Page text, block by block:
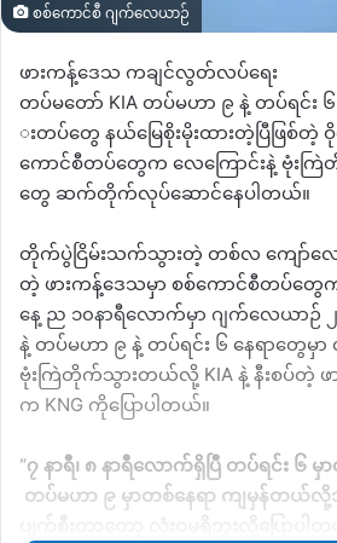
စစ်ကောင်စီ ဂျက်လေယာဉ်
ဖားကန့်ဒေသ ကချင်လွတ်လပ်ရေး
တပ်မတော် KIA တပ်မဟာ ၉ နဲ့ တပ်ရင်း ၆
းတပ်တွေ နယ်မြေစိုးမိုးထားတဲ့ပြီဖြစ်တဲ့
ကောင်စီတပ်တွေက လေကြောင်းနဲ့ ဗုံးက
တွေ ဆက်တိုက်လုပ်ဆောင်နေပါတယ်။
တိုက်ပွဲငြိမ်းသက်သွားတဲ့ တစ်လ ကျော်လ
တဲ့ ဖားကန့်ဒေသမှာ စစ်ကောင်စီတပ်တွေ
နေ့ ည ၁၀နာရီလောက်မှာ ဂျက်လေယာဉ် ၂
နဲ့ တပ်မဟာ ၉ နဲ့ တပ်ရင်း ၆ နေရာတွေမှာ
ဗုံးကြဲတိုက်သွားတယ်လို့ KIA နဲ့ နီးစပ်တဲ့
က KNG ကိုပြောပါတယ်။
“၇ နာရီ၊ ၈ နာရီလောက်ရှိပြီ တပ်ရင်း ၆ မှ
တပ်မဟာ ၉ မှာတစ်နေရာ ကျမှန်တယ်